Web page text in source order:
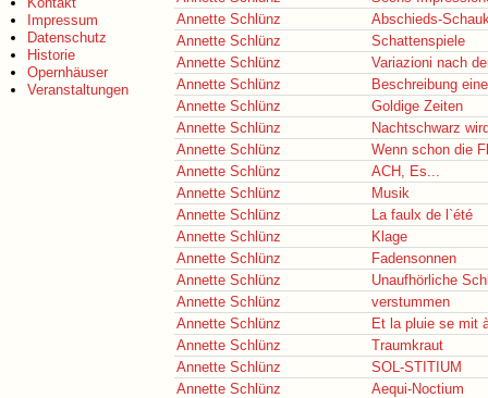
Impressum
Datenschutz
Historie
Opernhäuser
Veranstaltungen
Annette Schlünz
Abschieds-
Annette Schlünz
Schattenspiele
Annette Schlünz
Variazioni nach
Annette Schlünz
Beschreibung
Annette Schlünz
Goldige Zeiten
Annette Schlünz
Nachtschwarz
Annette Schlünz
Wenn schon die
Annette Schlünz
ACH, Es...
Annette Schlünz
Musik
Annette Schlünz
La faulx de l`été
Annette Schlünz
Klage
Annette Schlünz
Fadensonnen
Annette Schlünz
Unaufhörliche
Annette Schlünz
verstummen
Annette Schlünz
Et la pluie se mit
Annette Schlünz
Traumkraut
Annette Schlünz
SOL-STITIUM
Annette Schlünz
Aequi-Noctium